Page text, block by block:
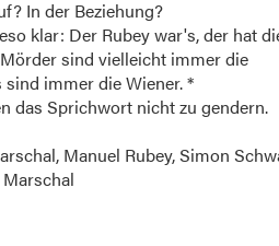
In der Beziehung?
klar: Der Rubey war's, der hat
sind vielleicht immer die
immer die Wiener. *
das Sprichwort nicht zu gendern.
Manuel Rubey, Simon